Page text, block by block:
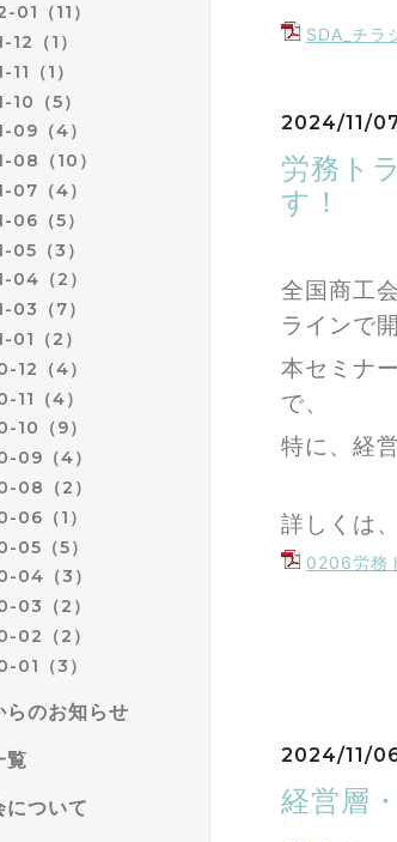
01（11）
12（1）
（1）
10（5）
09（4）
08（10）
07（4）
06（5）
05（3）
04（2）
03（7）
01（2）
12（4）
11（4）
10（9）
09（4）
08（2）
06（1）
05（5）
04（3）
03（2）
02（2）
01（3）
らのお知らせ
覧
について
SDA_チラ
2024/11/
労務ト
す！
全国商工
ラインで
本セミナ
で、
特に、経
詳しくは
0206労務
2024/11/
経営層